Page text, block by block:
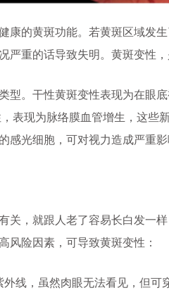
的黄斑功能。若黄斑区域发生
严重的话导致失明。黄斑变性，
。干性黄斑变性表现为在眼底
表现为脉络膜血管增生，这些
感光细胞，可对视力造成严重影
，就跟人老了容易长白发一样
风险因素，可导致黄斑变性：
，虽然肉眼无法看见，但可